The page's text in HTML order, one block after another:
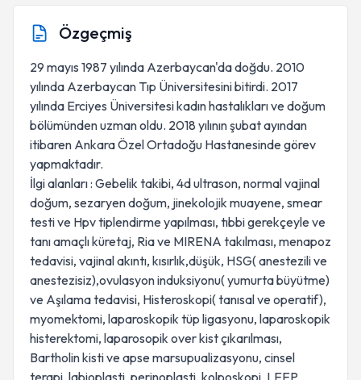
Özgeçmiş
29 mayıs 1987 yılında Azerbaycan'da doğdu. 2010
yılında Azerbaycan Tıp Üniversitesini bitirdi. 2017
yılında Erciyes Üniversitesi kadın hastalıkları ve doğum
bölümünden uzman oldu. 2018 yılının şubat ayından
itibaren Ankara Özel Ortadoğu Hastanesinde görev
yapmaktadır.
İlgi alanları : Gebelik takibi, 4d ultrason, normal vajinal
doğum, sezaryen doğum, jinekolojik muayene, smear
testi ve Hpv tiplendirme yapılması, tıbbi gerekçeyle ve
tanı amaçlı küretaj, Ria ve MIRENA takılması, menapoz
tedavisi, vajinal akıntı, kısırlık,düşük, HSG( anestezili ve
anestezisiz),ovulasyon induksiyonu( yumurta büyütme)
ve Aşılama tedavisi, Histeroskopi( tanısal ve operatif),
myomektomi, laparoskopik tüp ligasyonu, laparoskopik
histerektomi, laparosopik over kist çıkarılması,
Bartholin kisti ve apse marsupualizasyonu, cinsel
terapi, labioplasti, perinoplasti, kolposkopi, LEEP.